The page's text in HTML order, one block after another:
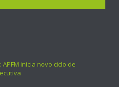
APFM inicia novo ciclo de